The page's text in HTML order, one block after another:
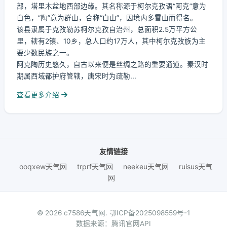
部，塔里木盆地西部边缘。其名称源于柯尔克孜语“阿克”意为
白色，“陶”意为群山，合称“白山”，因境内多雪山而得名。
该县隶属于克孜勒苏柯尔克孜自治州，总面积2.5万平方公
里，辖有2镇、10乡，总人口约17万人，其中柯尔克孜族为主
要少数民族之一。
阿克陶历史悠久，自古以来便是丝绸之路的重要通道。秦汉时
期属西域都护府管辖，唐宋时为疏勒...
查看更多介绍
友情链接
ooqxew天气网
trprf天气网 neekeu天气网
ruisus天气
网
© 2026 c7586天气网. 鄂ICP备2025098559号-1
数据来源：腾讯官网API